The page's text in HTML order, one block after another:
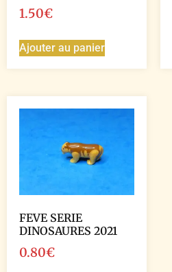
1.50€
Ajouter au panier
FEVE SERIE
DINOSAURES 2021
0.80€